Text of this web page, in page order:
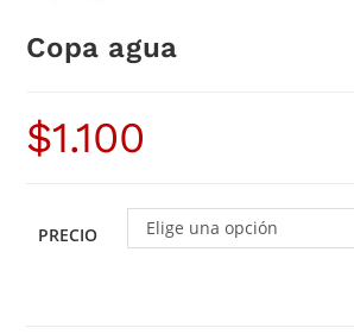
Copa agua
$1.100
PRECIO Elige una opción